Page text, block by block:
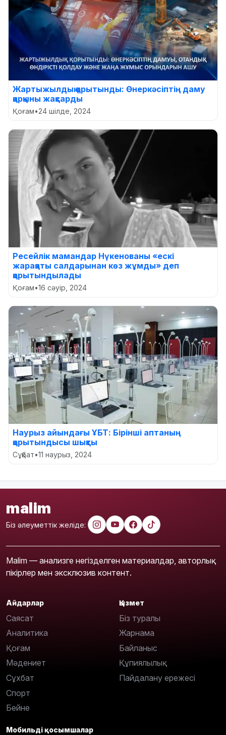
Жартыжылдық қорытынды: Өнеркәсіптің даму
қарқыны жақсарды
Қоғам•24 шілде, 2024
Ресейлік мамандар Нүкенованы «ескі
жарақаты салдарынан көз жұмды» деп
қорытындылады
Қоғам•16 сәуір, 2024
Наурыз айындағы ҰБТ: Бірінші аптаның
қорытындысы шықты
Сұқбат•11 наурыз, 2024
malim
Біз әлеуметтік желіде:
Malim — анализге негізделген материалдар, авторлық
пікірлер мен эксклюзив контент.
Айдарлар
Саясат
Аналитика
Қоғам
Мәдениет
Сұхбат
Спорт
Бейне
Қызмет
Біз туралы
Жарнама
Байланыс
Құпиялылық
Пайдалану ережесі
Мобильді қосымшалар